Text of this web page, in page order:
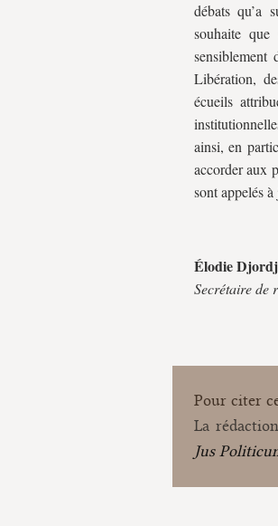
débats qu’a
souhaite
sensiblement
Libération,
écueils
ainsi, en
accorder aux
sont appelés
Élodie
Secrétaire de
Pour citer
La
Jus